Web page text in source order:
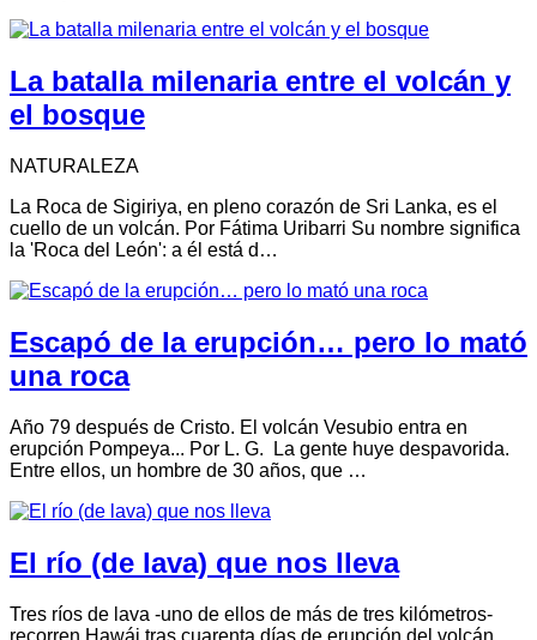
La batalla milenaria entre el volcán y
el bosque
NATURALEZA
La Roca de Sigiriya, en pleno corazón de Sri Lanka, es el
cuello de un volcán. Por Fátima Uribarri Su nombre significa
la 'Roca del León': a él está d…
Escapó de la erupción… pero lo mató
una roca
Año 79 después de Cristo. El volcán Vesubio entra en
erupción Pompeya... Por L. G. La gente huye despavorida.
Entre ellos, un hombre de 30 años, que …
El río (de lava) que nos lleva
Tres ríos de lava -uno de ellos de más de tres kilómetros-
recorren Hawái tras cuarenta días de erupción del volcán